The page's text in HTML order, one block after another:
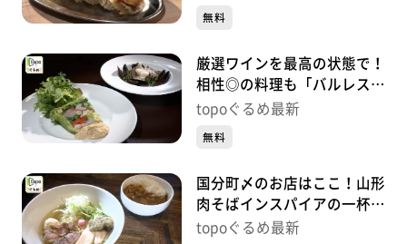
無料
厳選ワインを最高の状態で！
相性◎の料理も「バルレスト
ランモデルノ」（青葉区中
topoぐるめ最新
無料
国分町〆のお店はここ！山形
肉そばインスパイアの一杯
「鶏そば吉祥」（青葉区国分
topoぐるめ最新